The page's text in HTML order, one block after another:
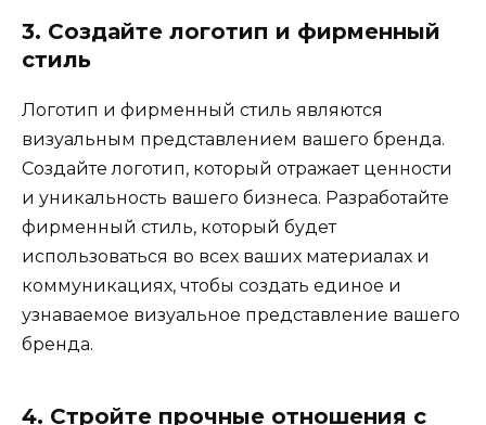
3. Создайте логотип и фирменный
стиль
Логотип и фирменный стиль являются
визуальным представлением вашего бренда.
Создайте логотип, который отражает ценности
и уникальность вашего бизнеса. Разработайте
фирменный стиль, который будет
использоваться во всех ваших материалах и
коммуникациях, чтобы создать единое и
узнаваемое визуальное представление вашего
бренда.
4. Стройте прочные отношения с